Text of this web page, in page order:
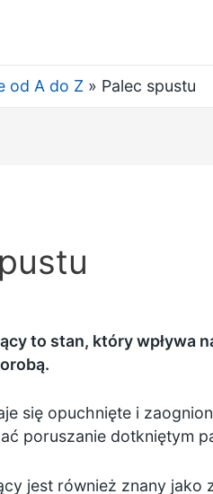
od A do Z Palec spustu
to stan, który wpływa
się opuchnięte i
poruszanie dotkniętym
jest również znany